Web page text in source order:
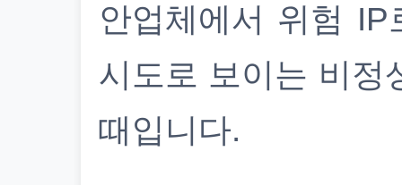
안업체에서 위험
시도로 보이는 비정
때입니다.